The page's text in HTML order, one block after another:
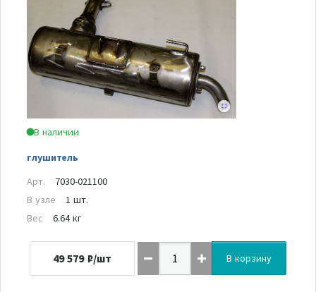
В наличии
глушитель
Арт.
7030-021100
В узле
1 шт.
Вес
6.64 кг
49 579 ₽/шт В корзину